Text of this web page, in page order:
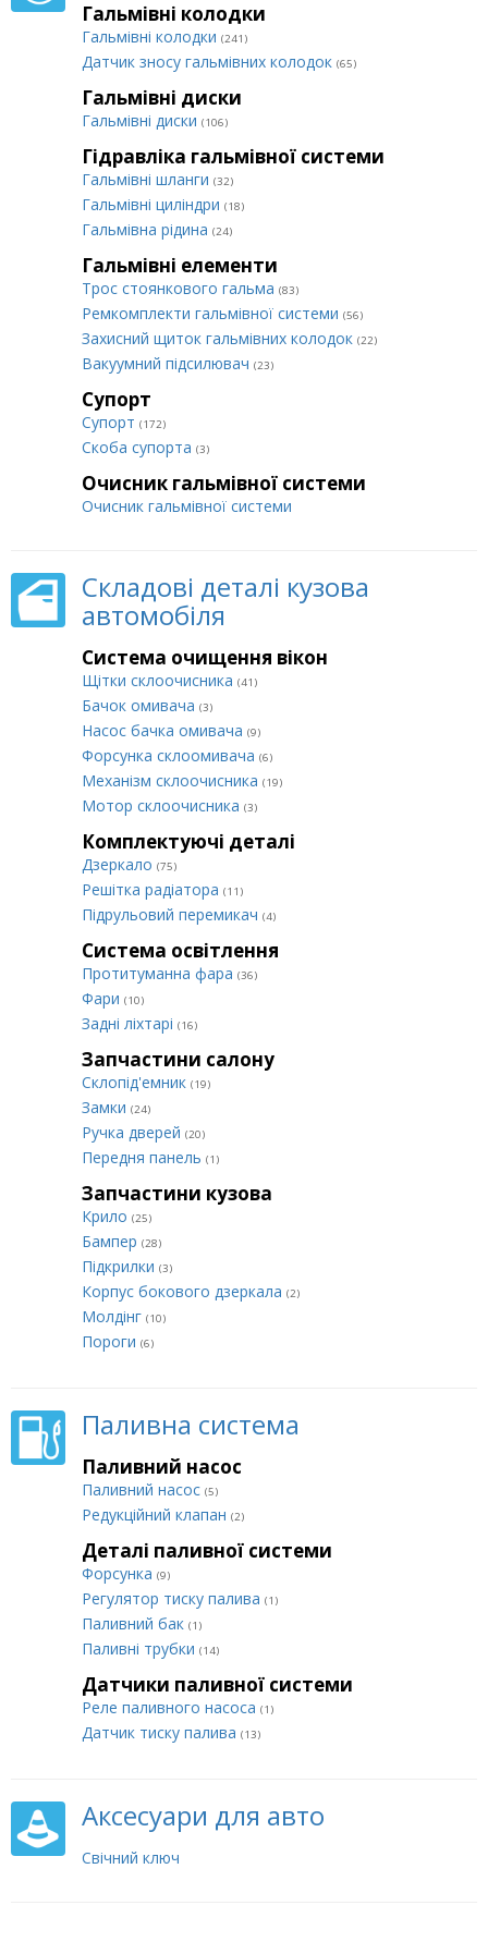
Гальмівні колодки
Гальмівні колодки (241)
Датчик зносу гальмівних колодок (65)
Гальмівні диски
Гальмівні диски (106)
Гідравліка гальмівної системи
Гальмівні шланги (32)
Гальмівні циліндри (18)
Гальмівна рідина (24)
Гальмівні елементи
Трос стоянкового гальма (83)
Ремкомплекти гальмівної системи (56)
Захисний щиток гальмівних колодок (22)
Вакуумний підсилювач (23)
Супорт
Супорт (172)
Cкоба супорта (3)
Очисник гальмівної системи
Очисник гальмівної системи
Складові деталі кузова
автомобіля
Система очищення вікон
Щітки склоочисника (41)
Бачок омивача (3)
Насос бачка омивача (9)
Форсунка склоомивача (6)
Механізм склоочисника (19)
Мотор склоочисника (3)
Комплектуючі деталі
Дзеркало (75)
Решітка радіатора (11)
Підрульовий перемикач (4)
Система освітлення
Протитуманна фара (36)
Фари (10)
Задні ліхтарі (16)
Запчастини салону
Склопід'емник (19)
Замки (24)
Ручка дверей (20)
Передня панель (1)
Запчастини кузова
Крило (25)
Бампер (28)
Підкрилки (3)
Корпус бокового дзеркала (2)
Молдінг (10)
Пороги (6)
Паливна система
Паливний насос
Паливний насос (5)
Редукційний клапан (2)
Деталі паливної системи
Форсунка (9)
Регулятор тиску палива (1)
Паливний бак (1)
Паливні трубки (14)
Датчики паливної системи
Реле паливного насоса (1)
Датчик тиску палива (13)
Аксесуари для авто
Свічний ключ